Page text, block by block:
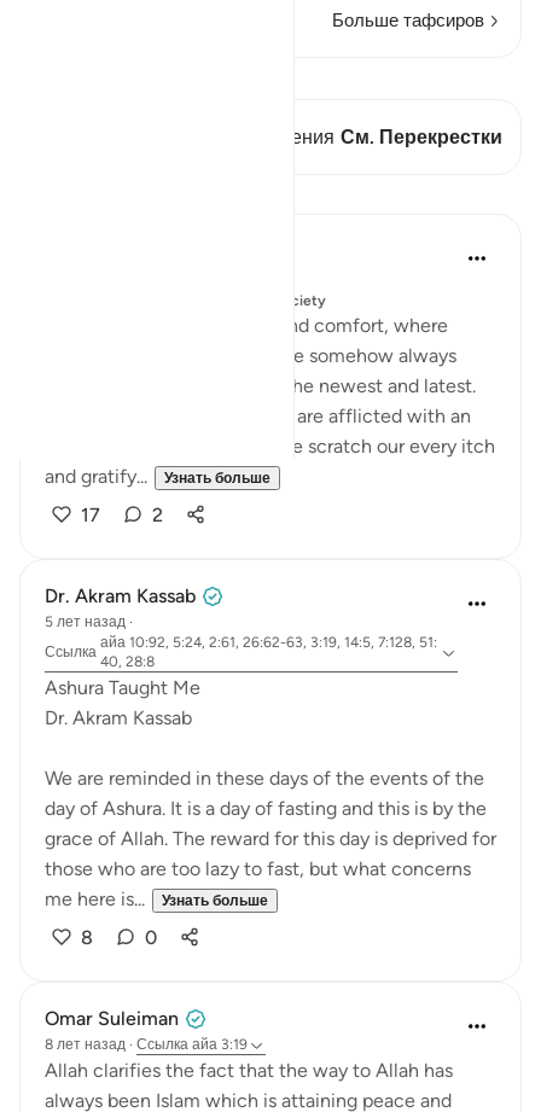
Больше тафсиров
В этом стихе есть 1 Пересечения См. Перекрестки
Muslim American Society
In this age of convenience and comfort, where
material ease abounds, we are somehow always
exhausted by the pursuit of the newest and latest.
Our societies, east and west, are afflicted with an
ailing global culture. While we scratch our every itch
and gratify...
Узнать больше
17 2
Dr. Akram Kassab
5 лет назад ·
Ссылка
айа 10:92, 5:24, 2:61, 26:62-63, 3:19, 14:5, 7:128, 51:
40, 28:8
Ashura Taught Me
Dr. Akram Kassab
We are reminded in these days of the events of the
day of Ashura. It is a day of fasting and this is by the
grace of Allah. The reward for this day is deprived for
those who are too lazy to fast, but what concerns
me here is...
Узнать больше
8 0
Omar Suleiman
8 лет назад · Ссылка айа 3:19
Allah clarifies the fact that the way to Allah has
always been Islam which is attaining peace and